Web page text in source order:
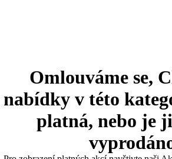
Omlouváme se,
nabídky v této
platná, nebo je